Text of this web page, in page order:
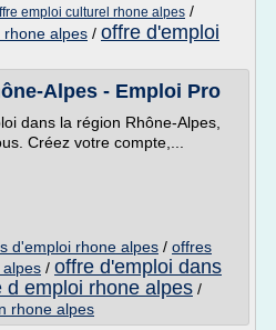
emploi culturel rhone alpes /
rhone alpes / offre d'emploi
Alpes - Emploi Pro
dans la région Rhône-Alpes,
Créez votre compte,...
d'emploi rhone alpes / offres
/ offre d'emploi dans
d emploi rhone alpes /
rhone alpes